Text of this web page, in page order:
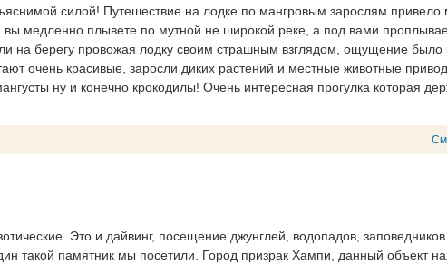
силой! Путешествие на лодке по мангровым зарослям привело
вы медленно плывете по мутной не широкой реке, а под вами
на берегу провожая лодку своим страшным взглядом, ощущение было
очень красивые, заросли диких растений и местные животные
ну и конечно крокодилы! Очень интересная прогулка которая
Это и дайвинг, посещение джунглей, водопадов,
такой памятник мы посетили. Город призрак Хампи, данный объект